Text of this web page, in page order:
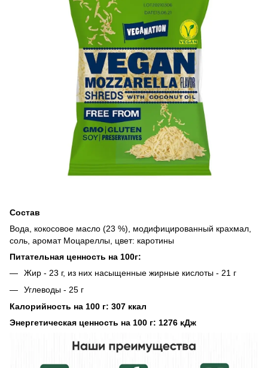
Состав
Вода, кокосовое масло (23 %), модифицированный крахмал,
соль, аромат Моцареллы, цвет: каротины
Питательная ценность на 100г:
Жир - 23 г, из них насыщенные жирные кислоты - 21 г
Углеводы - 25 г
Калорийность на 100 г: 307 ккал
Энергетическая ценность на 100 г: 1276 кДж